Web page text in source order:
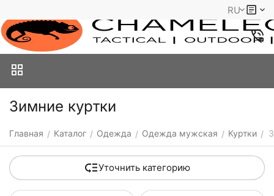
RU
Зимние куртки
Главная / Каталог / Одежда / Одежда мужская / Куртки /
Уточнить категорию